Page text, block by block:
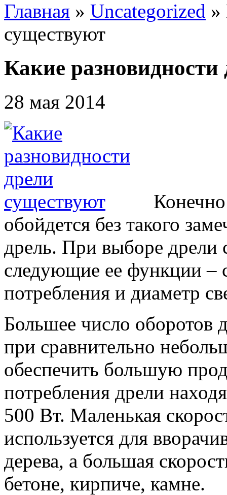
Главная » Uncategorized »
существуют
Какие
28 мая 2014
обойдется без такого
дрель. При выборе дрели
следующие ее функции –
потребления и диаметр
Большее число
при сравнительно
обеспечить большую
потребления дрели
500 Вт. Маленькая
используется для
дерева, а большая
бетоне, кирпиче, камне.